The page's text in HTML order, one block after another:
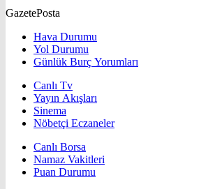
GazetePosta
Hava Durumu
Yol Durumu
Günlük Burç Yorumları
Canlı Tv
Yayın Akışları
Sinema
Nöbetçi Eczaneler
Canlı Borsa
Namaz Vakitleri
Puan Durumu